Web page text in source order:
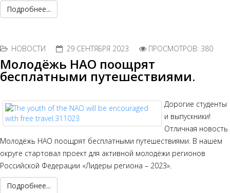
Подробнее...
НОВОСТИ 29 СЕНТЯБРЯ 2023 ПРОСМОТРОВ: 380
Молодёжь НАО поощрят
бесплатными путешествиями.
Дорогие студенты
и выпускники!
Отличная новость
Молодёжь НАО поощрят бесплатными путешествиями. В нашем
округе стартовал проект для активной молодёжи регионов
Российской Федерации «Лидеры региона – 2023».
Подробнее...